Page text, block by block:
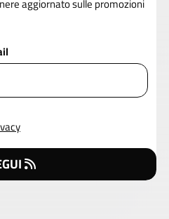
aggiornato sulle promozioni